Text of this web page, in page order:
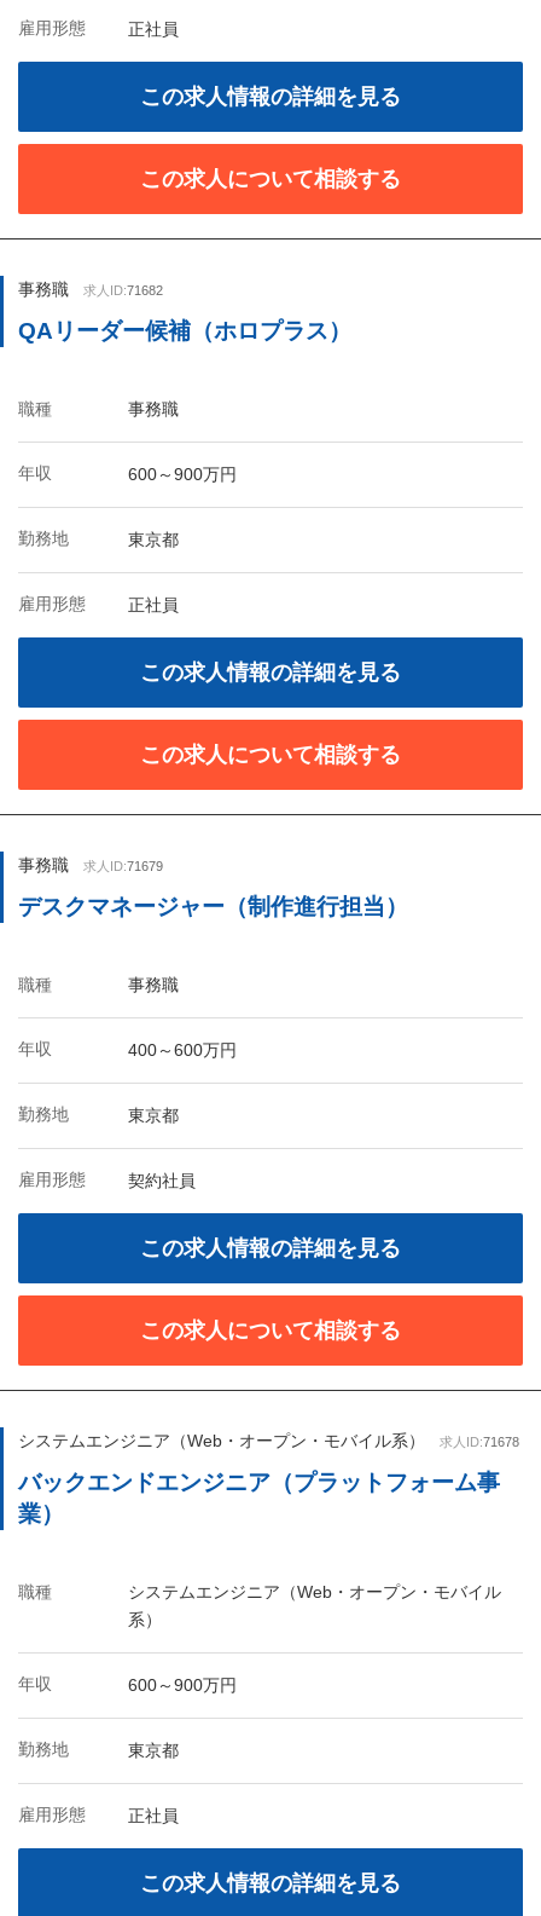
雇用形態 正社員
この求人情報の詳細を見る
この求人について相談する
事務職 求人ID:71682
QAリーダー候補（ホロプラス）
職種 事務職
年収 600～900万円
勤務地 東京都
雇用形態 正社員
この求人情報の詳細を見る
この求人について相談する
事務職 求人ID:71679
デスクマネージャー（制作進行担当）
職種 事務職
年収 400～600万円
勤務地 東京都
雇用形態 契約社員
この求人情報の詳細を見る
この求人について相談する
システムエンジニア（Web・オープン・モバイル系） 求人ID:71678
バックエンドエンジニア（プラットフォーム事
業）
職種
システムエンジニア（Web・オープン・モバイル
系）
年収 600～900万円
勤務地 東京都
雇用形態 正社員
この求人情報の詳細を見る